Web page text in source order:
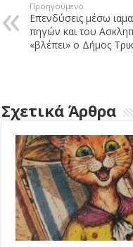
Προηγούμενο
Επενδύσεις μέσω
πηγών και του
«βλέπει» ο Δήμος
Σχετικά Άρθρα